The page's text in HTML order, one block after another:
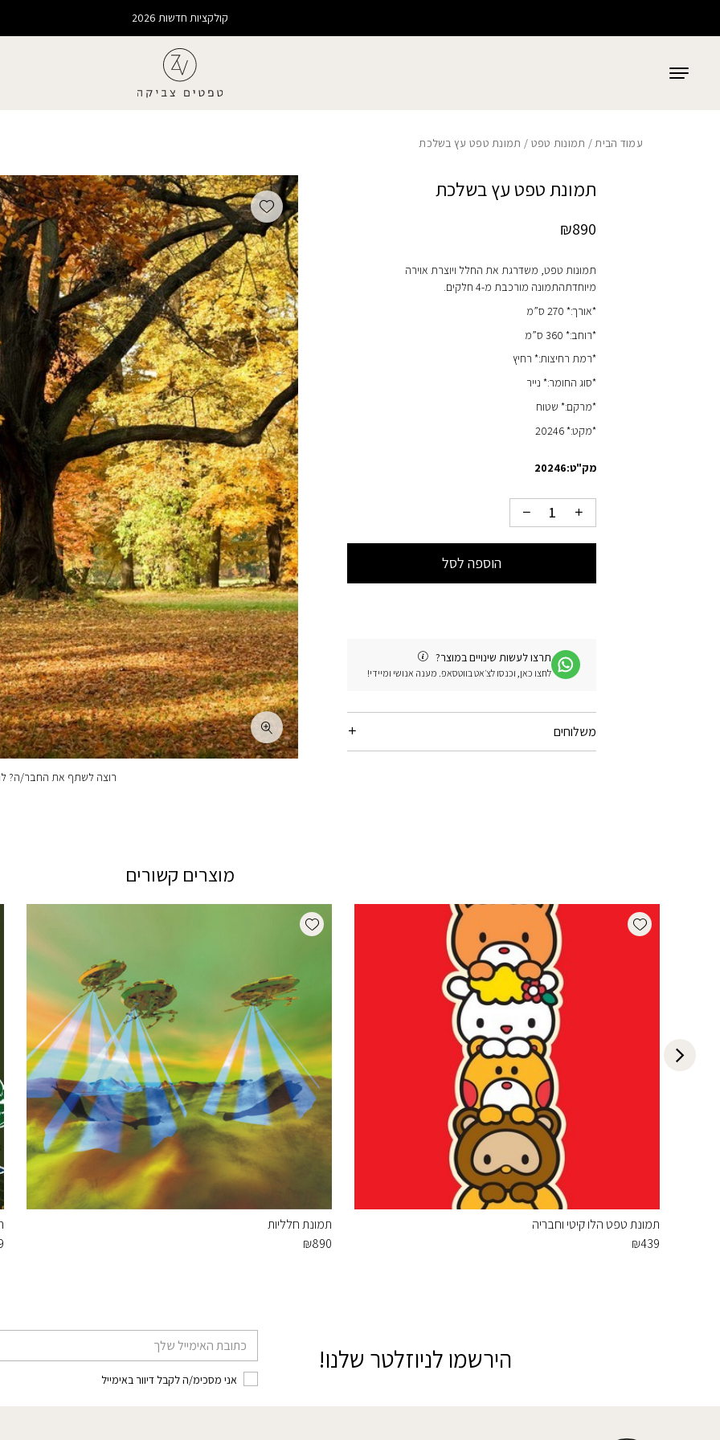
קולקציות חדשות 2026
עמוד הבית/ תמונות טפט / תמונת טפט עץ בשלכת
תמונת טפט עץ בשלכת
₪890
תמונות טפט, משדרגת את החלל ויוצרת אוירה
מיוחדתהתמונה מורכבת מ-4 חלקים.
*אורך:* 270 ס”מ
*רוחב:* 360 ס”מ
*רמת רחיצות:* רחיץ
*סוג החומר:* נייר
*מרקם:* שטוח
*מקט:* 20246
מק"ט:20246
הוספה לסל
תרצו לעשות שינויים במוצר?
לחצו כאן, וכנסו לצ׳אט בווטסאפ. מענה אנושי ומיידי!
משלוחים
Add wishlist
רוצה לשתף את החבר/ה?
מוצרים קשורים
Add wishlist
תמונת טפט הלו קיטי וחבריה
₪439
Add wishlist
תמונת חלליות
₪890
הירשמו לניוזלטר שלנו!
אני מסכימ/ה לקבל דיוור באימייל